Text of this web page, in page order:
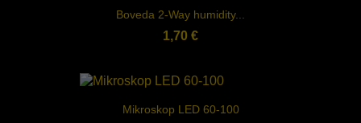
Boveda 2-Way humidity...
1,70 €
Mikroskop LED 60-100